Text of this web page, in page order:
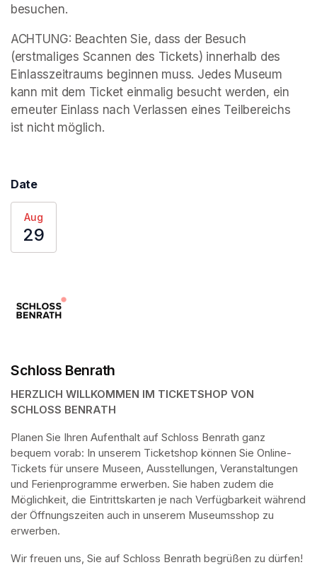
besuchen.
ACHTUNG: Beachten Sie, dass der Besuch
(erstmaliges Scannen des Tickets) innerhalb des
Einlasszeitraums beginnen muss. Jedes Museum
kann mit dem Ticket einmalig besucht werden, ein
erneuter Einlass nach Verlassen eines Teilbereichs
ist nicht möglich.
Date
Aug
29
Schloss Benrath
HERZLICH WILLKOMMEN IM TICKETSHOP VON
SCHLOSS BENRATH
Planen Sie Ihren Aufenthalt auf Schloss Benrath ganz
bequem vorab: In unserem Ticketshop können Sie Online-
Tickets für unsere Museen, Ausstellungen, Veranstaltungen
und Ferienprogramme erwerben. Sie haben zudem die
Möglichkeit, die Eintrittskarten je nach Verfügbarkeit während
der Öffnungszeiten auch in unserem Museumsshop zu
erwerben.
Wir freuen uns, Sie auf Schloss Benrath begrüßen zu dürfen!